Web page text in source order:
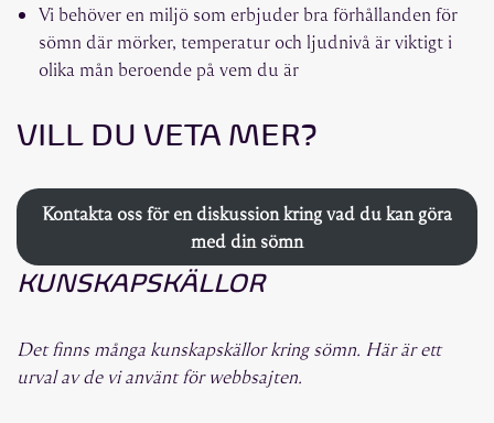
Vi behöver en miljö som erbjuder bra förhållanden för
sömn där mörker, temperatur och ljudnivå är viktigt i
olika mån beroende på vem du är
VILL DU VETA MER?
Kontakta oss för en diskussion kring vad du kan göra
med din sömn
KUNSKAPSKÄLLOR
Det finns många kunskapskällor kring sömn. Här är ett
urval av de vi använt för webbsajten.